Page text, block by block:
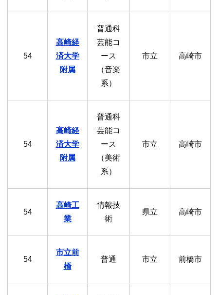
54
高崎経
済大学
附属
普通科
芸能コ
ース
（音楽
系）
市立 高崎市
54
高崎経
済大学
附属
普通科
芸能コ
ース
（美術
系）
市立 高崎市
54
高崎工
業
情報技
術
県立 高崎市
54
市立前
橋
普通 市立 前橋市